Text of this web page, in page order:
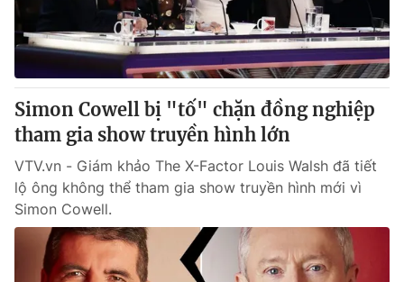
Sản phẩm
Thị trường
Tư vấn
Lịch phát sóng
Chuyên mục khác
Emagazine Podcast
Photo Infographic
Video Shorts video
Simon Cowell bị "tố" chặn đồng nghiệp
tham gia show truyền hình lớn
VTV.vn - Giám khảo The X-Factor Louis Walsh đã tiết
lộ ông không thể tham gia show truyền hình mới vì
Simon Cowell.